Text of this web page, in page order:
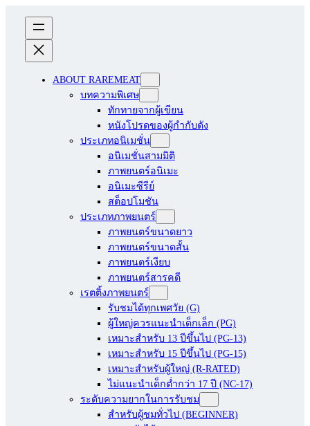
ABOUT RAREMEAT
บทความพิเศษ
ทักทายจากผู้เขียน
หนังโปรดของผู้กำกับดัง
ประเภทอนิเมชั่น
อนิเมชั่นสามมิติ
ภาพยนตร์อนิเมะ
อนิเมะซีรีย์
สต็อปโมชัน
ประเภทภาพยนตร์
ภาพยนตร์ขนาดยาว
ภาพยนตร์ขนาดสั้น
ภาพยนตร์เงียบ
ภาพยนตร์สารคดี
เรตติ้งภาพยนตร์
รับชมได้ทุกเพศวัย (G)
ผู้ใหญ่ควรแนะนำเด็กเล็ก (PG)
เหมาะสำหรับ 13 ปีขึ้นไป (PG-13)
เหมาะสำหรับ 15 ปีขึ้นไป (PG-15)
เหมาะสำหรับผู้ใหญ่ (R-RATED)
ไม่แนะนำเด็กต่ำกว่า 17 ปี (NC-17)
ระดับความยากในการรับชม
สำหรับผู้ชมทั่วไป (BEGINNER)